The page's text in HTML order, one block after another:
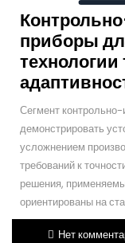
приборы
Сегмент
демонстрировать
усложнением
требований к
решения,
ориентированы на
Нет